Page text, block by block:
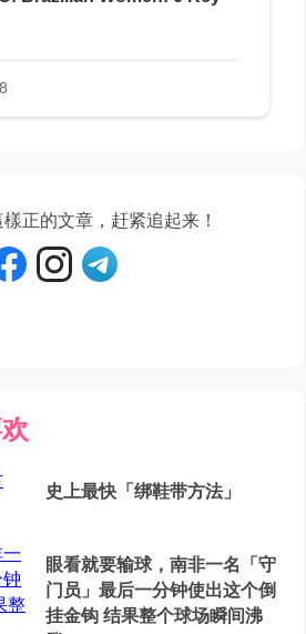
正的文章，赶紧追起来！
史上最快「绑鞋带方法」
眼看就要输球，南非一名「守
门员」最后一分钟使出这个倒
挂金钩 结果整个球场瞬间沸